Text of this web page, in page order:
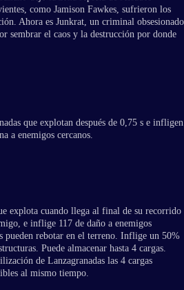
como Jamison Fawkes, sufrieron los
Ahora es Junkrat, un criminal obsesionado
sembrar el caos y la destrucción por donde
que explotan después de 0,75 s e infligen
a enemigos cercanos.
explota cuando llega al final de su recorrido
e inflige 117 de daño a enemigos
pueden rebotar en el terreno. Inflige un 50%
Puede almacenar hasta 4 cargas.
de Lanzagranadas las 4 cargas
al mismo tiempo.